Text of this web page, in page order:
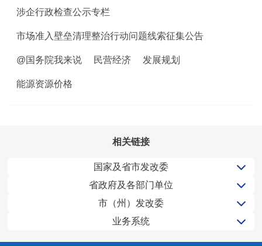
涉企行政检查公示专栏
市场准入壁垒清理整治行动问题线索征集公告
@国务院我来说 民营经济 发展规划
能源资源价格
相关链接
国家及省市发改委
省政府及各部门单位
市（州）发改委
业务系统